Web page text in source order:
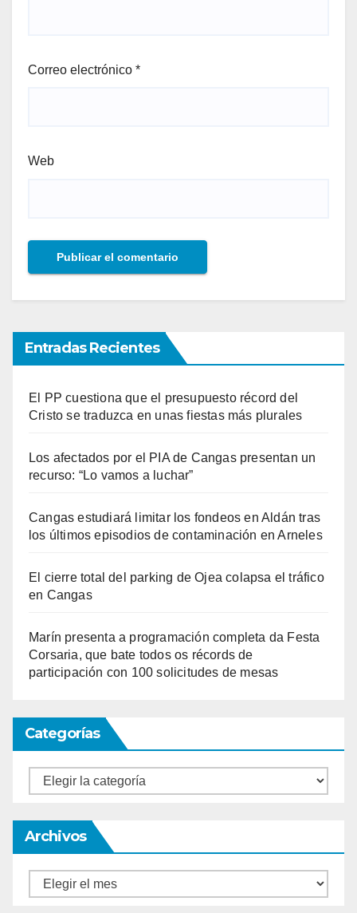
Correo electrónico *
Web
Entradas Recientes
El PP cuestiona que el presupuesto récord del
Cristo se traduzca en unas fiestas más plurales
Los afectados por el PIA de Cangas presentan un
recurso: “Lo vamos a luchar”
Cangas estudiará limitar los fondeos en Aldán tras
los últimos episodios de contaminación en Arneles
El cierre total del parking de Ojea colapsa el tráfico
en Cangas
Marín presenta a programación completa da Festa
Corsaria, que bate todos os récords de
participación con 100 solicitudes de mesas
Categorías
Categorías
Archivos
Archivos